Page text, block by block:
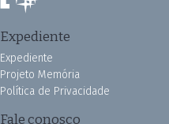
Expediente
Expediente
Projeto Memória
Política de Privacidade
Fale conosco